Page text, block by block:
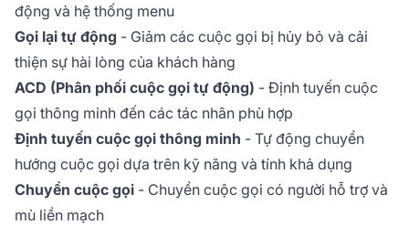
động và hệ thống menu
Gọi lại tự động - Giảm các cuộc gọi bị hủy bỏ và cải
thiện sự hài lòng của khách hàng
ACD (Phân phối cuộc gọi tự động) - Định tuyến cuộc
gọi thông minh đến các tác nhân phù hợp
Định tuyến cuộc gọi thông minh - Tự động chuyển
hướng cuộc gọi dựa trên kỹ năng và tính khả dụng
Chuyển cuộc gọi - Chuyển cuộc gọi có người hỗ trợ và
mù liền mạch